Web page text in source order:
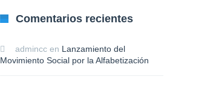
Comentarios recientes
admincc en Lanzamiento del
Movimiento Social por la Alfabetización